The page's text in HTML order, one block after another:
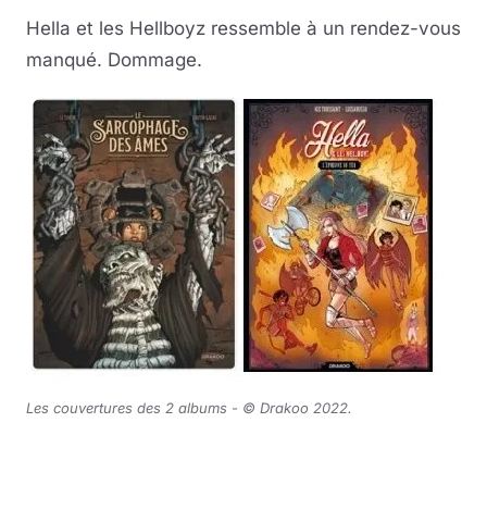
Hella et les Hellboyz ressemble à un rendez-vous
manqué. Dommage.
Les couvertures des 2 albums - © Drakoo 2022.